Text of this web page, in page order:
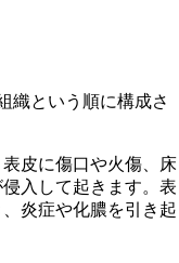
織という順に構成さ
皮に傷口や火傷、床
入して起きます。表
炎症や化膿を引き起